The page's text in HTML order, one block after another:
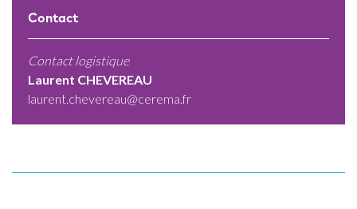
Contact
Contact logistique
Laurent CHEVEREAU
laurent.chevereau@cerema.fr